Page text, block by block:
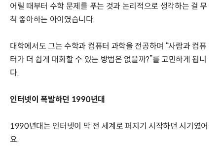
어릴 때부터 수학 문제를 푸는 것과 논리적으로 생각하는 걸 무
척 좋아하는 아이였습니다.
대학에서도 그는 수학과 컴퓨터 과학을 전공하며 “사람과 컴퓨
터가 더 쉽게 대화할 수 있는 방법은 없을까?”를 고민하게 됩니
다.
인터넷이 폭발하던 1990년대
1990년대는 인터넷이 막 전 세계로 퍼지기 시작하던 시기였어
요.